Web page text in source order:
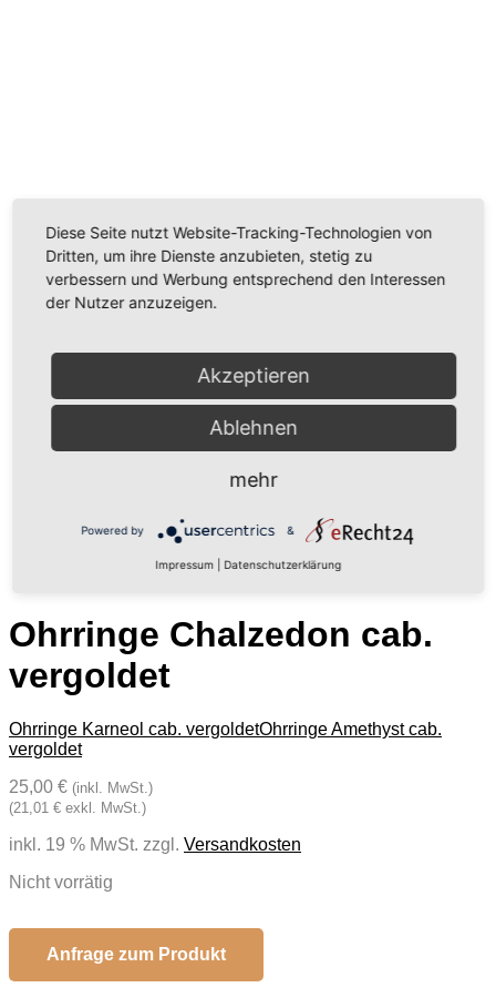
durch und stimmen Sie der Nutzung des Service zu,
um dieses Video anzusehen.
Akzeptieren
Usercentrics Consent Management
Platform
Ohrringe Chalzedon cab.
vergoldet
Ohrringe Karneol cab. vergoldetOhrringe Amethyst cab.
vergoldet
25,00 € (inkl. MwSt.)
(21,01 € exkl. MwSt.)
inkl. 19 % MwSt. zzgl. Versandkosten
Nicht vorrätig
Anfrage zum Produkt
Diese Seite nutzt Website-Tracking-Technologien von
Dritten, um ihre Dienste anzubieten, stetig zu
verbessern und Werbung entsprechend den Interessen
der Nutzer anzuzeigen.
Akzeptieren
Ablehnen
mehr
Powered by &
Impressum Datenschutzerklärung